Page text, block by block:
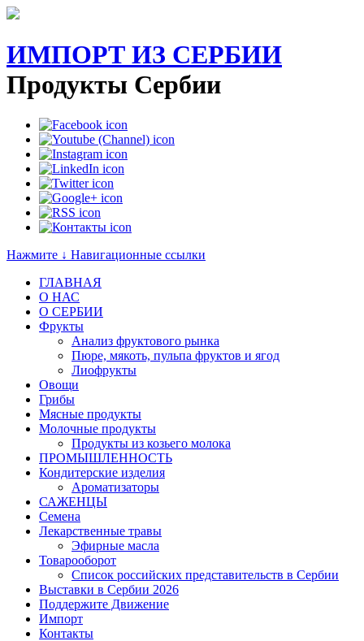
ИМПОРТ ИЗ СЕРБИИ
Продукты Сербии
Нажмите ↓ Навигационные ссылки
ГЛАВНАЯ
О НАС
O СЕРБИИ
Фрукты
Анализ фруктового рынка
Пюре, мякоть, пульпа фруктов и ягод
Лиофрукты
Овощи
Грибы
Мясные продукты
Молочные продукты
Продукты из козьего молока
ПРОМЫШЛЕННОСТЬ
Кондитерские изделия
Ароматизаторы
САЖЕНЦЫ
Семена
Лекарственные травы
Эфирные масла
Товарооборот
Список российских представительств в Сербии
Выставки в Сербии 2026
Поддержите Движение
Импорт
Контакты